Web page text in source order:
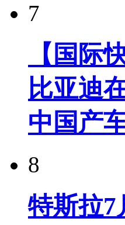
7
【国际
比亚迪
中国产
8
特斯拉7